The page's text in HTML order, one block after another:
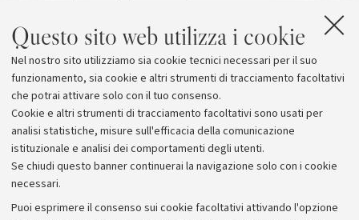
Questo sito web utilizza i cookie
Nel nostro sito utilizziamo sia cookie tecnici necessari per il suo
funzionamento, sia cookie e altri strumenti di tracciamento facoltativi
che potrai attivare solo con il tuo consenso.
Cookie e altri strumenti di tracciamento facoltativi sono usati per
analisi statistiche, misure sull'efficacia della comunicazione
istituzionale e analisi dei comportamenti degli utenti.
Se chiudi questo banner continuerai la navigazione solo con i cookie
necessari.
Puoi esprimere il consenso sui cookie facoltativi attivando l'opzione
pubblicazione ovvero in tutti i casi in cui i regolamenti
e/o i bandi per il finanziamento a progetti di ricerca
prevedano una clausola che impone l’accesso aperto
quale condizione per l’erogazione del finanziamento.
Archivio